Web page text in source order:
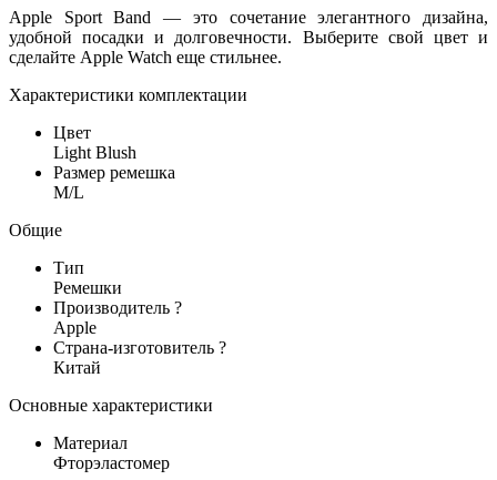
Apple Sport Band — это сочетание элегантного дизайна,
удобной посадки и долговечности. Выберите свой цвет и
сделайте Apple Watch еще стильнее.
Характеристики комплектации
Цвет
Light Blush
Размер ремешка
M/L
Общие
Тип
Ремешки
Производитель ?
Apple
Страна-изготовитель ?
Китай
Основные характеристики
Материал
Фторэластомер